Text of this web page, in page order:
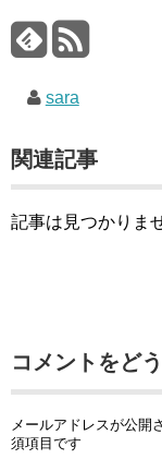
sara
関連記事
記事は見つかりま
コメントをど
メールアドレスが公開
須項目です